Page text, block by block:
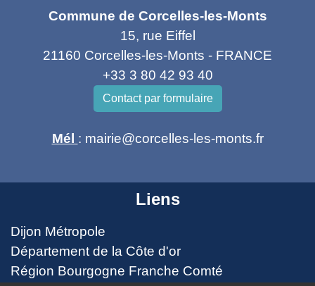
Commune de Corcelles-les-Monts
15, rue Eiffel
21160 Corcelles-les-Monts - FRANCE
+33 3 80 42 93 40
Contact par formulaire
Mél : mairie@corcelles-les-monts.fr
Liens
Dijon Métropole
Département de la Côte d'or
Région Bourgogne Franche Comté